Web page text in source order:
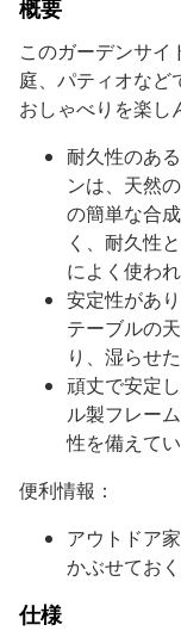
概要
このガーデンサイ
庭、パティオなど
おしゃべりを楽し
耐久性のあ
ンは、天然
の簡単な合
く、耐久性
によく使われ
安定性があ
テーブルの
り、湿らせ
頑丈で安定
ル製フレー
性を備えてい
便利情報：
アウトドア
かぶせてお
仕様